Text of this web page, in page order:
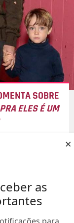
as
×
SOBRE
PRA ELES É UM